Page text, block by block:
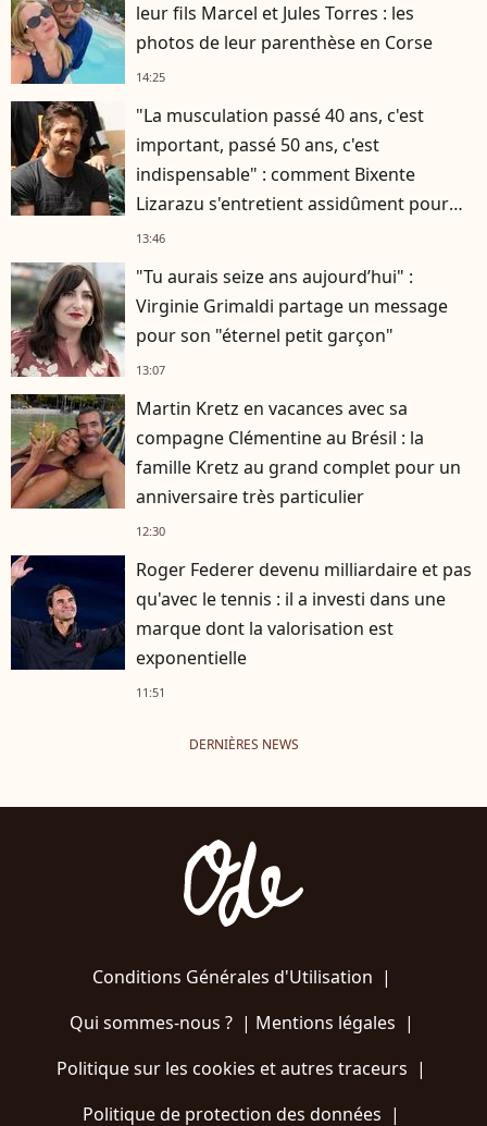
leur fils Marcel et Jules Torres : les
photos de leur parenthèse en Corse
14:25
"La musculation passé 40 ans, c'est
important, passé 50 ans, c'est
indispensable" : comment Bixente
Lizarazu s'entretient assidûment pour
rester musclé à 56 ans ?
13:46
"Tu aurais seize ans aujourd’hui" :
Virginie Grimaldi partage un message
pour son "éternel petit garçon"
13:07
Martin Kretz en vacances avec sa
compagne Clémentine au Brésil : la
famille Kretz au grand complet pour un
anniversaire très particulier
12:30
Roger Federer devenu milliardaire et pas
qu'avec le tennis : il a investi dans une
marque dont la valorisation est
exponentielle
11:51
DERNIÈRES NEWS
Conditions Générales d'Utilisation |
Qui sommes-nous ?| Mentions légales |
Politique sur les cookies et autres traceurs |
Politique de protection des données |